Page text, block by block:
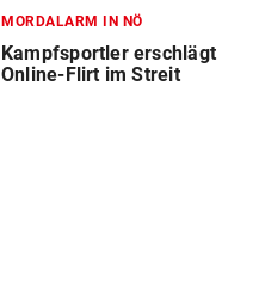
MORDALARM IN NÖ
Kampfsportler erschlägt
Online-Flirt im Streit